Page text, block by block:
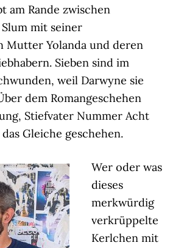
am Rande zwischen
mit seiner
Mutter Yolanda und deren
Sieben sind im
weil Darwyne sie
dem Romangeschehen
Stiefvater Nummer Acht
Gleiche geschehen.
Wer oder was
dieses
merkwürdig
verkrüppelte
Kerlchen mit